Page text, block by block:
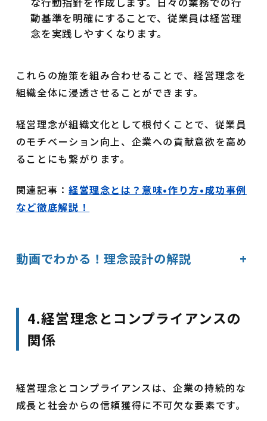
動基準を明確にすることで、従業員は経営理
念を実践しやすくなります。
これらの施策を組み合わせることで、経営理念を
組織全体に浸透させることができます。
経営理念が組織文化として根付くことで、従業員
のモチベーション向上、企業への貢献意欲を高め
ることにも繋がります。
関連記事： 経営理念とは？意味•作り方•成功事例
など徹底解説！
動画でわかる！理念設計の解説 +
4.経営理念とコンプライアンスの
関係
経営理念とコンプライアンスは、企業の持続的な
成長と社会からの信頼獲得に不可欠な要素です。